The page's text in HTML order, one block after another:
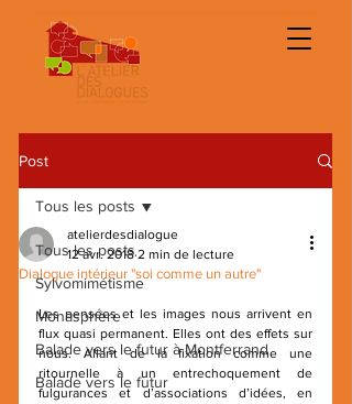
Post
Tous les posts
Sylvomimétisme
Monasphère
Balade vers le futur à Montferrand
Balade vers le futur
Tous les posts
Dialogue intérieur "soi comme un autre"
atelierdesdialogue
12 avr. 2018 2 min de lecture
Les pensées et les images nous arrivent en
flux quasi permanent. Elles ont des effets sur
nous. Allant de la fixation comme une
ritournelle à un entrechoquement de
fulgurances et d’associations d’idées, en